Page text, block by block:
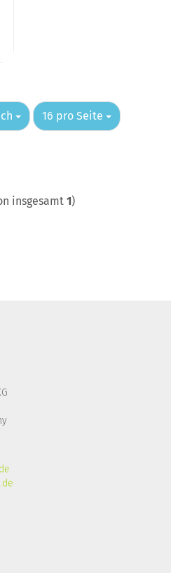
16 pro Seite
pro Seite
insgesamt 1)